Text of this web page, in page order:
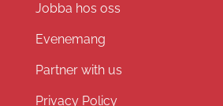
Jobba hos oss
Evenemang
Partner with us
Privacy Policy